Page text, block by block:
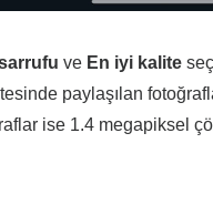
ve En iyi kalite
paylaşılan
ise 1.4 megapiksel